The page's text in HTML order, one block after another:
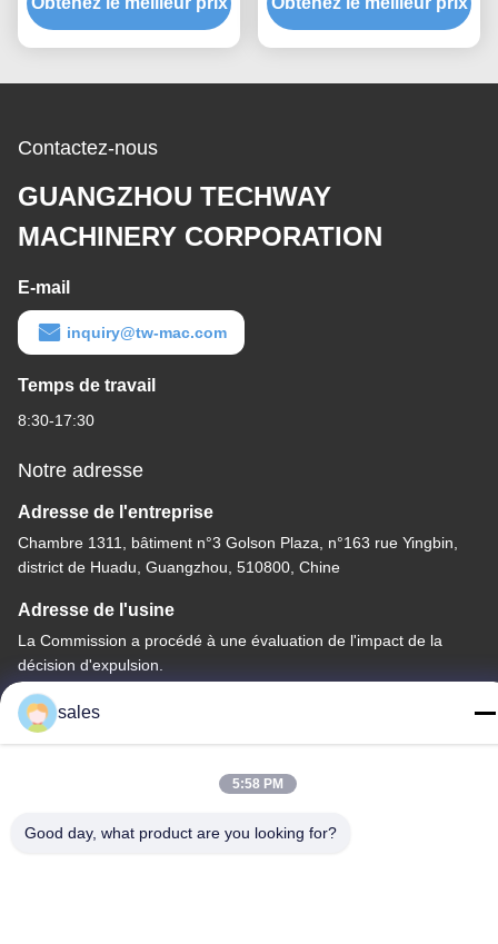
Contactez-nous
GUANGZHOU TECHWAY
MACHINERY CORPORATION
E-mail
inquiry@tw-mac.com
Temps de travail
8:30-17:30
Notre adresse
Adresse de l'entreprise
Chambre 1311, bâtiment n°3 Golson Plaza, n°163 rue Yingbin,
district de Huadu, Guangzhou, 510800, Chine
Adresse de l'usine
La Commission a procédé à une évaluation de l'impact de la
décision d'expulsion.
Télégramme
86-20-36969420
sales
5:58 PM
Good day, what product are you looking for?